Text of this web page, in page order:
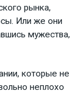
рынка,
Или же они
мужества,
которые не
неплохо